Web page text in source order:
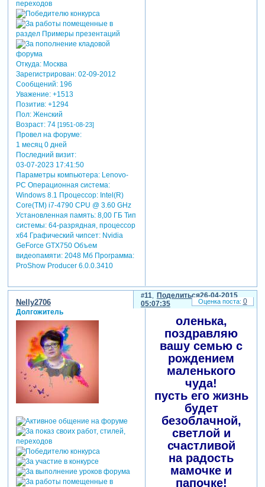
Откуда:Москва
Зарегистрирован: 02-09-2012
Сообщений:196
Уважение: +1513
Позитив: +1294
Пол:Женский
Возраст:74 [1951-08-23]
Провел на форуме:
1 месяц 0 дней
Последний визит:
03-07-2023 17:41:50
Параметры компьютера:Lenovo-
PC Операционная система:
Windows 8.1 Процессор: Intel(R)
Core(TM) i7-4790 CPU @ 3.60 GHz
Установленная память: 8,00 ГБ Тип
системы: 64-разрядная, процессор
х64 Графический чипсет: Nvidia
GeForce GTX750 Объем
видеопамяти: 2048 Мб Программа:
ProShow Producer 6.0.0.3410
Поделиться
11
26-04-2015
05:07:35
Nelly2706
Долгожитель
оленька,
поздравляю
вашу семью с
рождением
маленького
чуда!
пусть его жизнь
будет
безоблачной,
светлой и
счастливой
на радость
мамочке и
папочке!
0